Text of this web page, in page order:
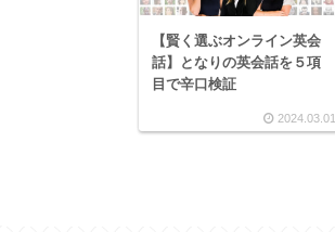
【賢く選ぶオンライン英会
話】となりの英会話を５項
目で辛口検証
2024.03.01